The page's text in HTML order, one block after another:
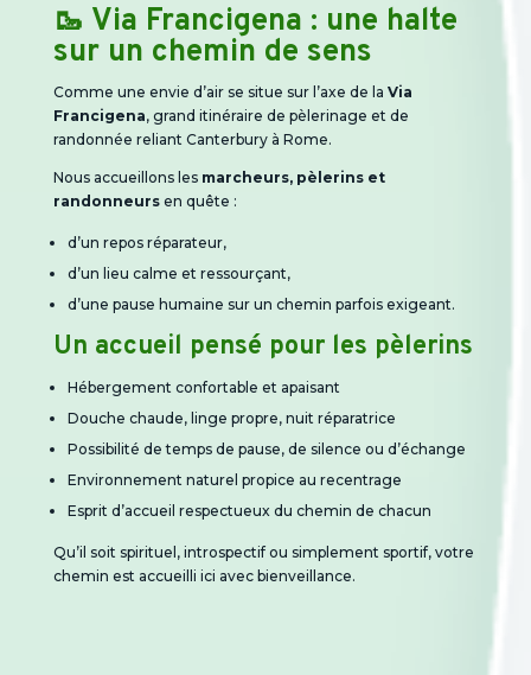
🥾 Via Francigena : une halte
sur un chemin de sens
Comme une envie d’airse situe sur l’axe de la Via
Francigena, grand itinéraire de pèlerinage et de
randonnée reliant Canterbury à Rome.
Nous accueillons les marcheurs, pèlerins et
randonneursen quête :
d’un repos réparateur,
d’un lieu calme et ressourçant,
d’une pause humaine sur un chemin parfois exigeant.
Un accueil pensé pour les pèlerins
Hébergement confortable et apaisant
Douche chaude, linge propre, nuit réparatrice
Possibilité de temps de pause, de silence ou d’échange
Environnement naturel propice au recentrage
Esprit d’accueil respectueux du chemin de chacun
Qu’il soit spirituel, introspectif ou simplement sportif, votre
chemin est accueilli ici avec bienveillance.